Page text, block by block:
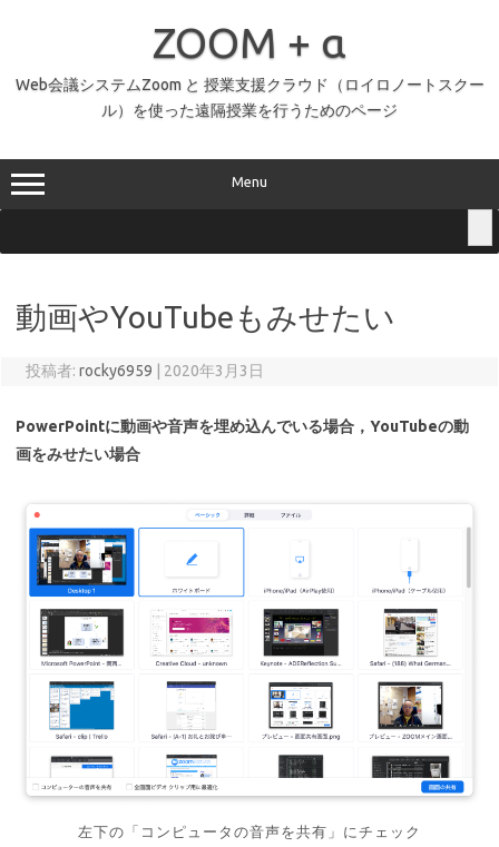
ZOOM + α
Web会議システムZoom と 授業支援クラウド（ロイロノートスクー
ル）を使った遠隔授業を行うためのページ
Menu
動画やYouTubeもみせたい
投稿者: rocky6959 2020年3月3日
PowerPointに動画や音声を埋め込んでいる場合，YouTubeの動
画をみせたい場合
左下の「コンピュータの音声を共有」にチェック